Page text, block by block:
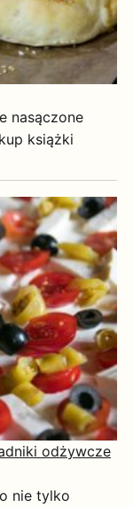
nasączone
książki
odżywcze
nie tylko